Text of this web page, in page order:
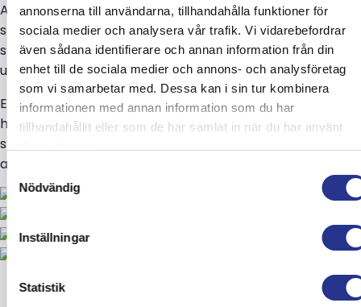
annonserna till användarna, tillhandahålla funktioner för
sociala medier och analysera vår trafik. Vi vidarebefordrar
även sådana identifierare och annan information från din
enhet till de sociala medier och annons- och analysföretag
som vi samarbetar med. Dessa kan i sin tur kombinera
informationen med annan information som du har
tillhandahållit eller som de har samlat in när du har använt
Samtyckesval
Nödvändig
Inställningar
Statistik
Allblästring blästrade och rostskyddsmålade
stålkonstruktionen. Dessutom höll vi med samordning för
smidet och delar av projekteringen. Stadsholmen var
uppdragsgivare genom Skanska direkt.
En hel del reparationer var tvungna att utföras innan
hisskonstruktionen återfick sin forna lyster. Stålets
status och konstruktionens komplicerade art, gjorde
arbetet till en riktig utmaning.